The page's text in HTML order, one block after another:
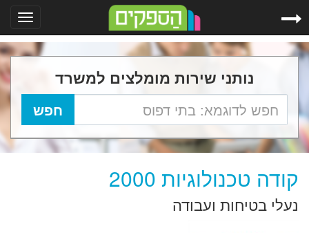
נותני שירות מומלצים למשרד
קודה טכנולוגיות 2000
נעלי בטיחות ועבודה